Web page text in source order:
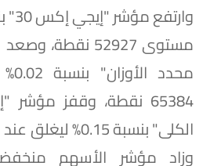
وزاد مؤشر الأسهم